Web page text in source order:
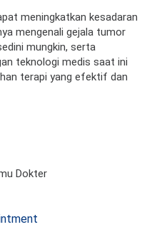
meningkatkan kesadaran
mengenali gejala tumor
mungkin, serta
teknologi medis saat ini
terapi yang efektif dan
Dokter